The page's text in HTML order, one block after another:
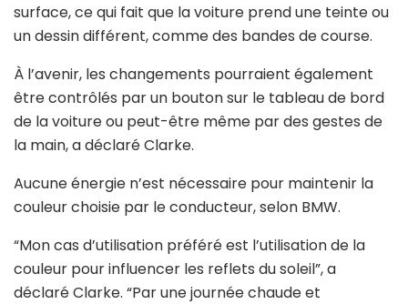
surface, ce qui fait que la voiture prend une teinte ou
un dessin différent, comme des bandes de course.
À l’avenir, les changements pourraient également
être contrôlés par un bouton sur le tableau de bord
de la voiture ou peut-être même par des gestes de
la main, a déclaré Clarke.
Aucune énergie n’est nécessaire pour maintenir la
couleur choisie par le conducteur, selon BMW.
“Mon cas d’utilisation préféré est l’utilisation de la
couleur pour influencer les reflets du soleil”, a
déclaré Clarke. “Par une journée chaude et